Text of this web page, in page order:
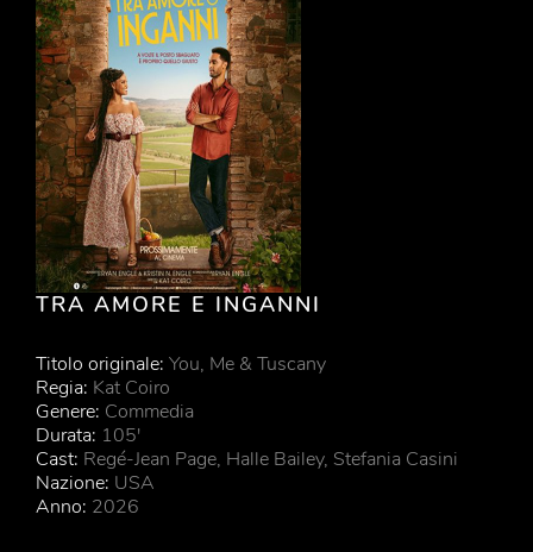
TRA AMORE E INGANNI
Titolo originale: You, Me & Tuscany
Regia: Kat Coiro
Genere: Commedia
Durata: 105'
Cast: Regé-Jean Page, Halle Bailey, Stefania Casini
Nazione: USA
Anno: 2026